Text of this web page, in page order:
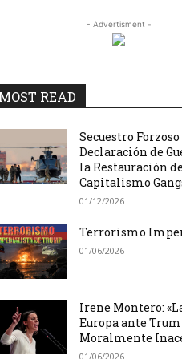
- Advertisment -
READ
Secuestro
Declaración de
la Restauración
Capitalismo
01/12/2026
Terrorismo
01/06/2026
Irene Montero:
Europa ante
Moralmente
01/06/2026